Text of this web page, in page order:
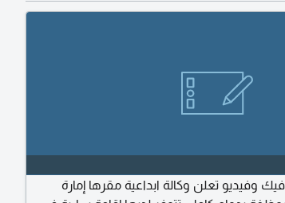
تعلن وكالة ابداعية مقرها إمارة